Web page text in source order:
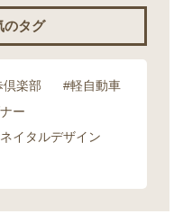
のタグ
倶楽部
#軽自動車
ー
イタルデザイン